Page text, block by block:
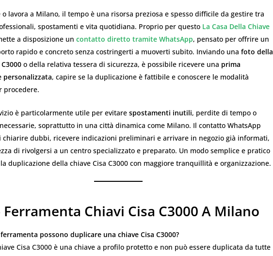
o lavora a Milano, il tempo è una risorsa preziosa e spesso difficile da gestire tra
spostamenti e vita quotidiana. Proprio per questo La Casa Della Chiave
a disposizione un contatto diretto tramite WhatsApp, pensato per offrire un
rapido e concreto senza costringerti a muoverti subito. Inviando una foto della
o della relativa tessera di sicurezza, è possibile ricevere una prima
personalizzata, capire se la duplicazione è fattibile e conoscere le modalità
procedere.
è particolarmente utile per evitare spostamenti inutili, perdite di tempo o
soprattutto in una città dinamica come Milano. Il contatto WhatsApp
chiarire dubbi, ricevere indicazioni preliminari e arrivare in negozio già informati,
di rivolgersi a un centro specializzato e preparato. Un modo semplice e pratico
duplicazione della chiave Cisa C3000 con maggiore tranquillità e organizzazione.
Ferramenta Chiavi Cisa C3000 A Milano
possono duplicare una chiave Cisa C3000?
Cisa C3000 è una chiave a profilo protetto e non può essere duplicata da tutte